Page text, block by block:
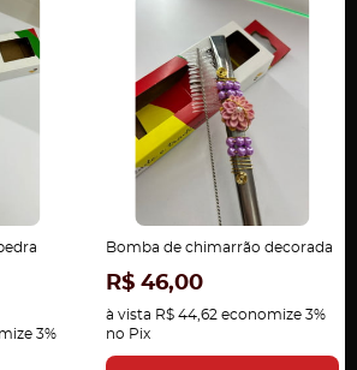
3%
Bomba de chimarrão decorada
R$ 46,00
à vista R$ 44,62 economize 3%
no Pix